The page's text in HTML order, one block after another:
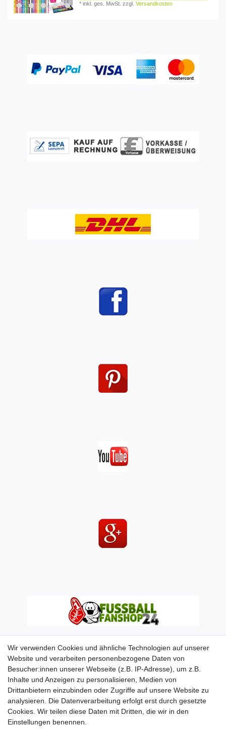
*inkl. ges. MwSt. zzgl.Versandkosten
Wir verwenden Cookies und ähnliche Technologien auf unserer
Website und verarbeiten personenbezogene Daten von
Besucher:innen unserer Webseite (z.B. IP-Adresse), um z.B.
Inhalte und Anzeigen zu personalisieren, Medien von
Drittanbietern einzubinden oder Zugriffe auf unsere Website zu
analysieren. Die Datenverarbeitung erfolgt erst durch gesetzte
Cookies. Wir teilen diese Daten mit Dritten, die wir in den
Einstellungen benennen.